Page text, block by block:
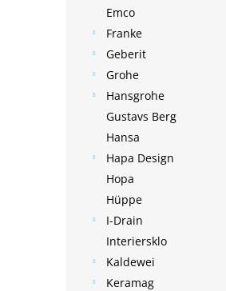
Emco
Franke
Geberit
Grohe
Hansgrohe
Gustavs Berg
Hansa
Hapa Design
Hopa
Hüppe
I-Drain
Interiersklo
Kaldewei
Keramag